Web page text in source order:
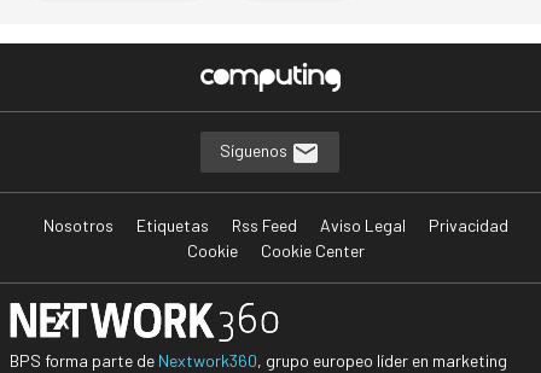
Síguenos
Nosotros Etiquetas Rss Feed Aviso Legal
Privacidad
Cookie
Cookie Center
BPS forma parte de Nextwork360, grupo europeo líder en marketing